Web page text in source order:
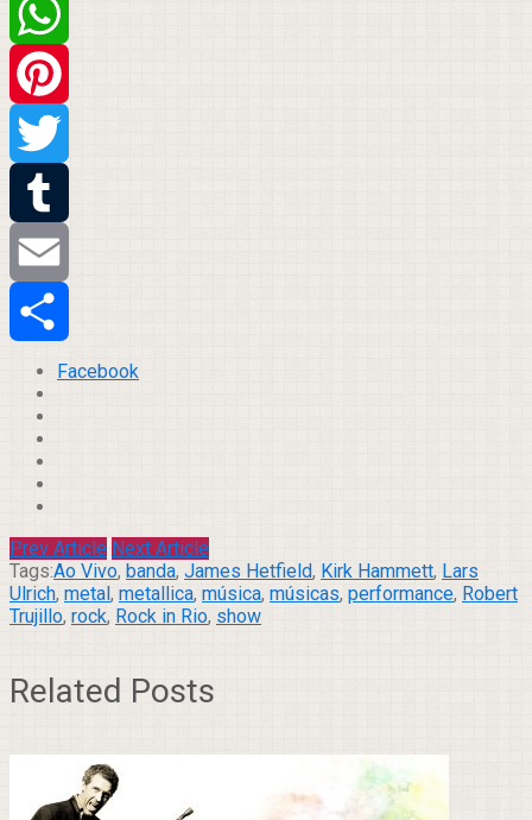
Facebook
WhatsApp
Pinterest
Twitter
Tumblr
Email
Compartilhar
Facebook
Prev Article Next Article
Tags:Ao Vivo, banda, James Hetfield, Kirk Hammett, Lars
Ulrich, metal, metallica, música, músicas, performance, Robert
Trujillo, rock, Rock in Rio, show
Related Posts